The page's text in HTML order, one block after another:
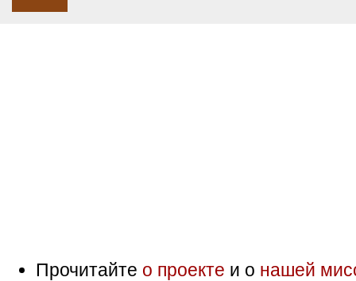
Прочитайте о проекте и о нашей